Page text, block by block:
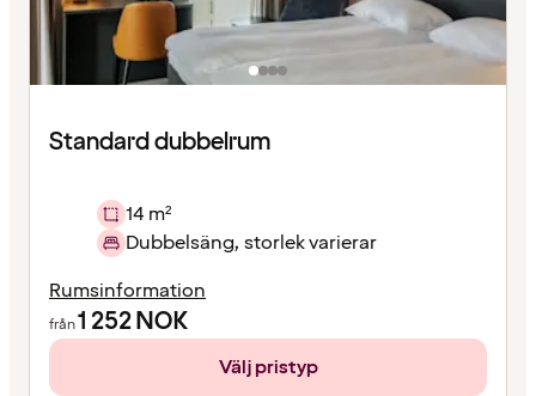
Standard dubbelrum
14 m²
Dubbelsäng, storlek varierar
Rumsinformation
från1 252NOK
Välj pristyp